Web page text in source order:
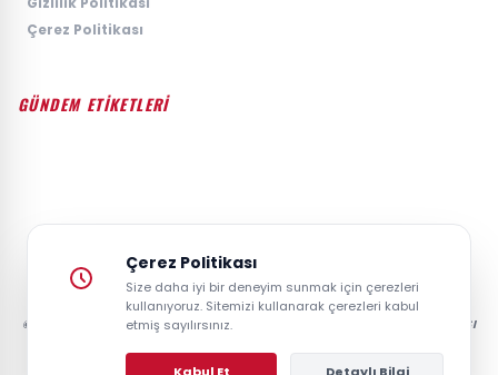
Çerez Politikası
GÜNDEM ETİKETLERİ
© 2026 GAZETESAYFA | TÜRKIYE VE DÜNYANIN GÜNCEL HABER POSTASI
Çerez Politikası
Size daha iyi bir deneyim sunmak için çerezleri
kullanıyoruz. Sitemizi kullanarak çerezleri kabul
etmiş sayılırsınız.